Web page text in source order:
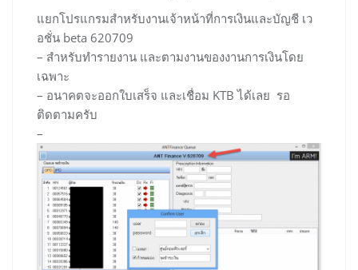
แยกโปรแกรมสำหรับงานเจ้าหน้าที่การเงินและบัญชี เว
อชั่น beta 620709
– สำหรับทำรายงาน และตามงานของงานการเงินโดย
เฉพาะ
– อนาคตจะออกใบเสร็จ และเชื่อม KTB ได้เลย รอ
ติดตามครับ
–